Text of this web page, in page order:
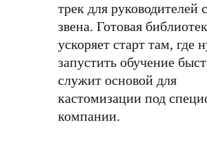
трек для руководителей
звена. Готовая
ускоряет старт там, где
запустить обучение
служит основой для
кастомизации под
компании.